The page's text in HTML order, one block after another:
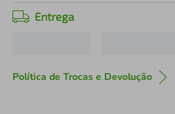
Entrega
Política de Trocas e Devolução